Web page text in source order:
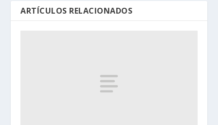
ARTÍCULOS RELACIONADOS